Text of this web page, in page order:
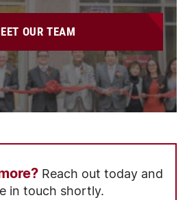
OUR TEAM
Reach out today and
in touch shortly.